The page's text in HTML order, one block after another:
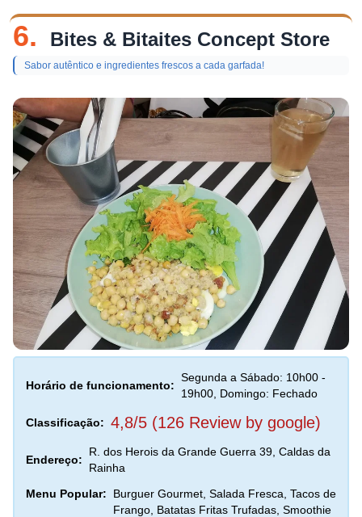
6. Bites & Bitaites Concept Store
Sabor autêntico e ingredientes frescos a cada garfada!
Horário de funcionamento:
Segunda a Sábado: 10h00 -
19h00, Domingo: Fechado
Classificação: 4,8/5 (126 Review by google)
Endereço:
R. dos Herois da Grande Guerra 39, Caldas da
Rainha
Menu Popular:
Burguer Gourmet, Salada Fresca, Tacos de
Frango, Batatas Fritas Trufadas, Smoothie